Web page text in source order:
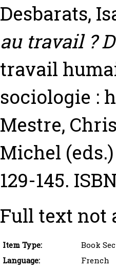
Desbarats,
au travail ?
travail
sociologie :
Mestre,
Michel
129-145.
Full text not
Item Type:
Book
Language:
French